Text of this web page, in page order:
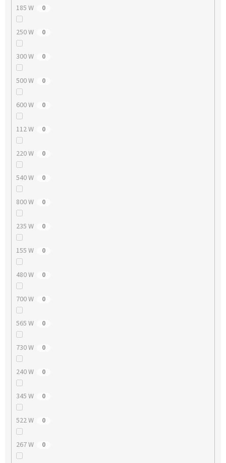
185 W 0
250 W 0
300 W 0
500 W 0
600 W 0
112 W 0
220 W 0
540 W 0
800 W 0
235 W 0
155 W 0
480 W 0
700 W 0
565 W 0
730 W 0
240 W 0
345 W 0
522 W 0
267 W 0